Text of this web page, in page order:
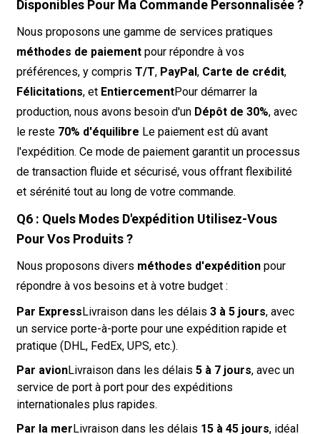
Disponibles Pour Ma Commande Personnalisée ?
Nous proposons une gamme de services pratiques
méthodes de paiementpour répondre à vos
préférences, y compris T/T, PayPal , Carte de crédit,
Félicitations, et EntiercementPour démarrer la
production, nous avons besoin d'un Dépôt de 30%, avec
le reste 70% d'équilibre Le paiement est dû avant
l'expédition. Ce mode de paiement garantit un processus
de transaction fluide et sécurisé, vous offrant flexibilité
et sérénité tout au long de votre commande.
Q6 : Quels Modes D'expédition Utilisez-Vous
Pour Vos Produits ?
Nous proposons divers méthodes d'expéditionpour
répondre à vos besoins et à votre budget :
Par Express Livraison dans les délais 3 à 5 jours, avec
un service porte-à-porte pour une expédition rapide et
pratique (DHL, FedEx, UPS, etc.).
Par avionLivraison dans les délais 5 à 7 jours, avec un
service de port à port pour des expéditions
internationales plus rapides.
Par la mer Livraison dans les délais 15 à 45 jours, idéal